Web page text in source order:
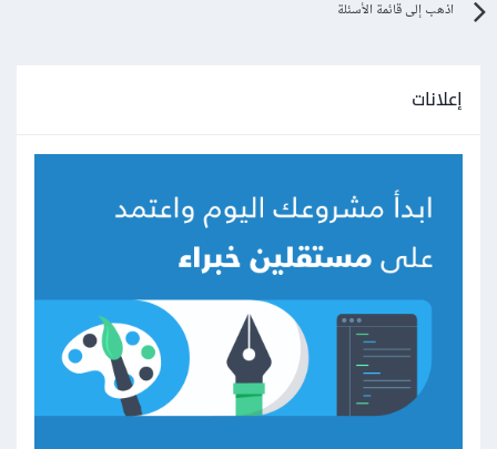
اذهب إلى قائمة الأسئلة
إعلانات